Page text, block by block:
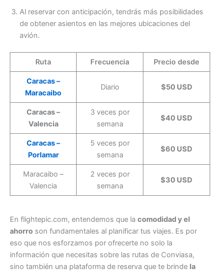
Al reservar con anticipación, tendrás más posibilidades
de obtener asientos en las mejores ubicaciones del
avión.
Ruta Frecuencia Precio desde
Caracas –
Maracaibo
Diario $50 USD
Caracas –
Valencia
3 veces por
semana
$40 USD
Caracas –
Porlamar
5 veces por
semana
$60 USD
Maracaibo –
Valencia
2 veces por
semana
$30 USD
En flightepic.com, entendemos que la comodidad y el
ahorro son fundamentales al planificar tus viajes. Es por
eso que nos esforzamos por ofrecerte no solo la
información que necesitas sobre las rutas de Conviasa,
sino también una plataforma de reserva que te brinde la